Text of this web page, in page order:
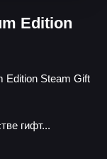
Edition
Edition Steam Gift
гифт...